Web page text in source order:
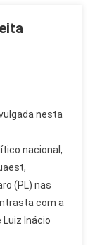
nesta
nacional,
(PL) nas
com a
Inácio